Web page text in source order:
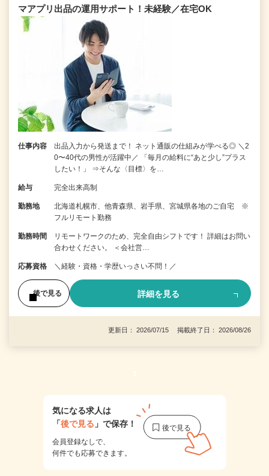
マアプリ出品の運用サポート！未経験／在宅OK
仕事内容
出品入力から発送まで！ ネット通販の仕組みが学べる◎ ＼2
0〜40代の男性が活躍中／ 「毎月の給料に“あと少し”プラス
したい！」 ⇒そんな〈目標〉を…
給与 完全出来高制
勤務地
北海道札幌市、他青森県、岩手県、宮城県各地のご自宅 ※
フルリモート勤務
勤務時間
リモートワークのため、完全自由シフトです！ 詳細はお問い
合わせください。 ＜会社営…
応募資格 ＼経験・資格・学歴いっさい不問！／
後で見る 詳細を見る
更新日： 2026/07/15 掲載終了日： 2026/08/26
1
気になる求人は
「後で見る 」で保存！
会員登録なしで、
何件でも応募できます。